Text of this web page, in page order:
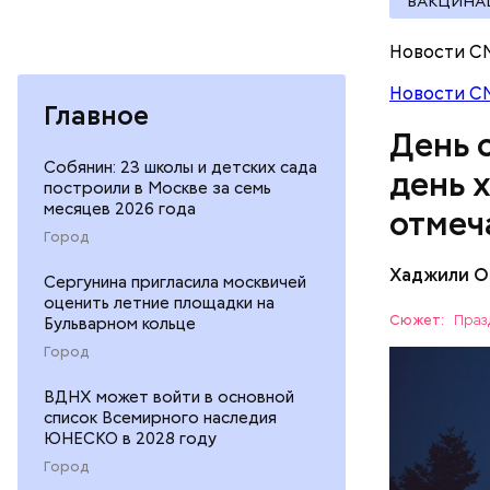
Главное
Собянин: 23 школы и детских сада
построили в Москве за семь
месяцев 2026 года
Город
Сергунина пригласила москвичей
оценить летние площадки на
Бульварном кольце
Город
ВДНХ может войти в основной
список Всемирного наследия
ЮНЕСКО в 2028 году
Город
Новости
Новости
День
день
Хаджили
Сюжет:
День
любители
ЕДА
Копылов.